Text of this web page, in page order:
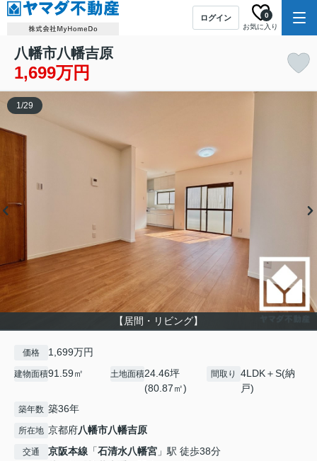
ログイン
お気に入り
0
八幡市八幡吉原
1,699万円
【居間・リビング】
1/29
価格 1,699万円
建物面積91.59㎡ 土地面積24.46坪
(80.87㎡)
間取り
4LDK＋S(納
戸)
築年数 築36年
所在地 京都府八幡市八幡吉原
交通 京阪本線 「石清水八幡宮 」駅 徒歩38分